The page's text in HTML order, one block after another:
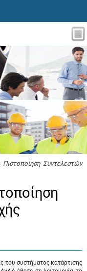
Συντελεστών
του συστήματος κατάρτισης